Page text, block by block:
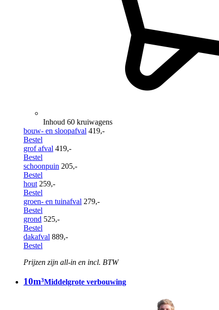
Inhoud 60 kruiwagens
bouw- en sloopafval 419,-
Bestel
grof afval 419,-
Bestel
schoonpuin 205,-
Bestel
hout 259,-
Bestel
groen- en tuinafval 279,-
Bestel
grond 525,-
Bestel
dakafval 889,-
Bestel
Prijzen zijn all-in en incl. BTW
10m³Middelgrote verbouwing